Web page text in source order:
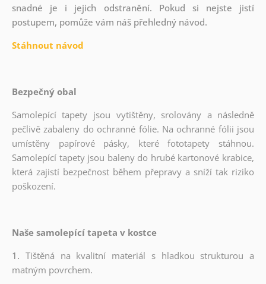
snadné je i jejich odstranění. Pokud si nejste jistí
postupem, pomůže vám náš přehledný návod.
Stáhnout návod
Bezpečný obal
Samolepící tapety jsou vytištěny, srolovány a následně
pečlivě zabaleny do ochranné fólie. Na ochranné fólii jsou
umístěny papírové pásky, které fototapety stáhnou.
Samolepící tapety jsou baleny do hrubé kartonové krabice,
která zajistí bezpečnost během přepravy a sníží tak riziko
poškození.
Naše samolepící tapeta v kostce
1. Tištěná na kvalitní materiál s hladkou strukturou a
matným povrchem.